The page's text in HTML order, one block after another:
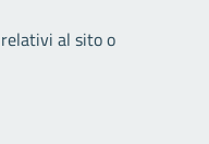
al sito o